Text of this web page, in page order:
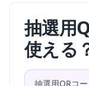
抽選用
使える
抽選用QRコ